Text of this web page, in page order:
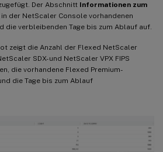
Der Abschnitt Informationen zum
der NetScaler Console vorhandenen
die verbleibenden Tage bis zum Ablauf auf.
zeigt die Anzahl der Flexed NetScaler
SDX- und NetScaler VPX FIPS
die vorhandene Flexed Premium-
die Tage bis zum Ablauf